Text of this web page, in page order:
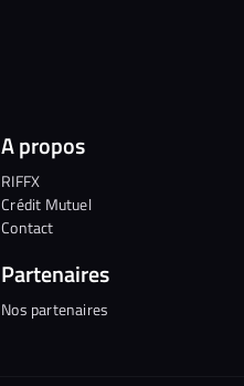
A propos
RIFFX
Crédit Mutuel
Contact
Partenaires
Nos partenaires